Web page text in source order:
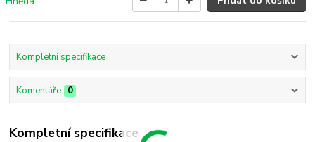
Kompletní specifikace
Komentáře 0
Kompletní specifikace